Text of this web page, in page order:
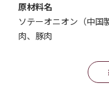
原材料名
ソテーオニオン（中国
肉、豚肉